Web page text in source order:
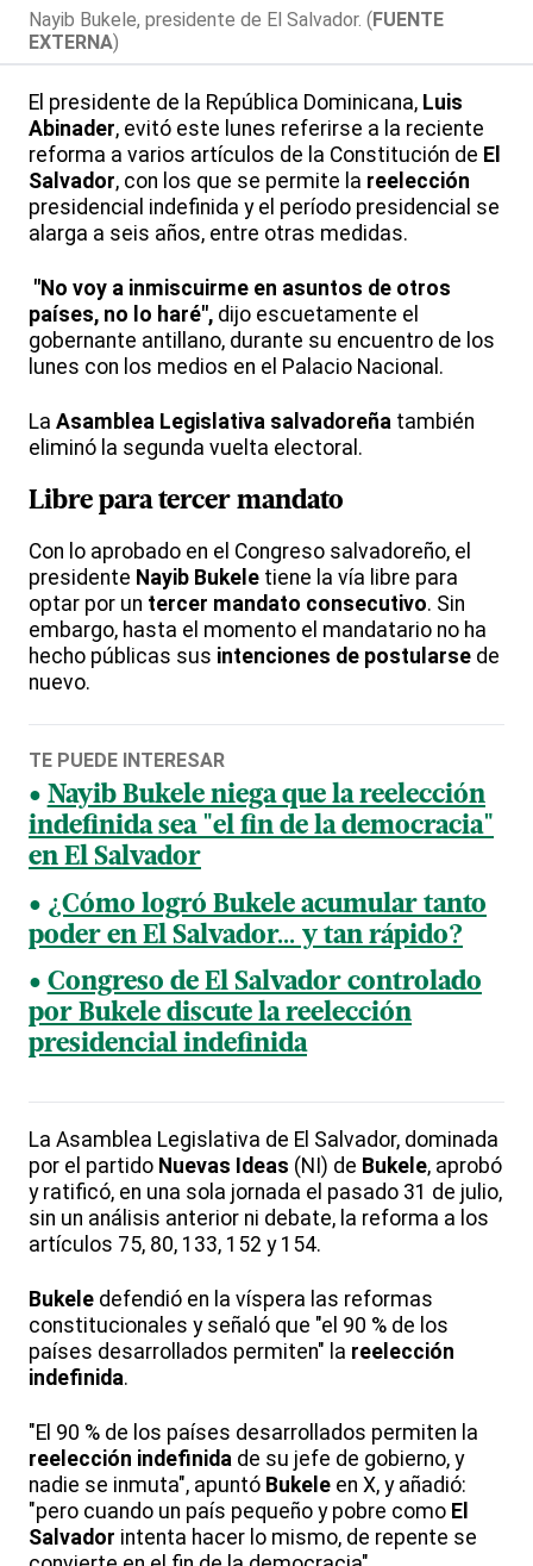
Nayib Bukele, presidente de El Salvador. (FUENTE
EXTERNA)
El presidente de la República Dominicana, Luis
Abinader, evitó este lunes referirse a la reciente
reforma a varios artículos de la Constitución de El
Salvador, con los que se permite la reelección
presidencial indefinida y el período presidencial se
alarga a seis años, entre otras medidas.
"No voy a inmiscuirme en asuntos de otros
países, no lo haré", dijo escuetamente el
gobernante antillano, durante su encuentro de los
lunes con los medios en el Palacio Nacional.
La Asamblea Legislativa salvadoreña también
eliminó la segunda vuelta electoral.
Libre para tercer mandato
Con lo aprobado en el Congreso salvadoreño, el
presidente Nayib Bukele tiene la vía libre para
optar por un tercer mandato consecutivo. Sin
embargo, hasta el momento el mandatario no ha
hecho públicas sus intenciones de postularse de
nuevo.
TE PUEDE INTERESAR
Nayib Bukele niega que la reelección
indefinida sea "el fin de la democracia"
en El Salvador
¿Cómo logró Bukele acumular tanto
poder en El Salvador... y tan rápido?
Congreso de El Salvador controlado
por Bukele discute la reelección
presidencial indefinida
La Asamblea Legislativa de El Salvador, dominada
por el partido Nuevas Ideas (NI) de Bukele, aprobó
y ratificó, en una sola jornada el pasado 31 de julio,
sin un análisis anterior ni debate, la reforma a los
artículos 75, 80, 133, 152 y 154.
Bukele defendió en la víspera las reformas
constitucionales y señaló que "el 90 % de los
países desarrollados permiten" la reelección
indefinida.
"El 90 % de los países desarrollados permiten la
reelección indefinida de su jefe de gobierno, y
nadie se inmuta", apuntó Bukele en X, y añadió:
"pero cuando un país pequeño y pobre como El
Salvador intenta hacer lo mismo, de repente se